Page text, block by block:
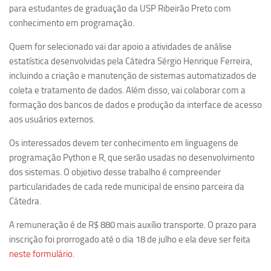
Direito e Tecnologia (Tech Law)
Grupo de Pesquisa GPUBLIC – Centro de Estudos em Gestão
e Políticas Públicas Contemporâneas
Grupos de pesquisa encerrados
Ano Sabático
Daniel Domingues dos Santos
Programas Ano Sabático Encerrados
Cíntia Rosa Pereira de Lima
Cristina Godoy Bernardo de Oliveira (FDRP)
Evandro Eduardo Seron Ruiz
Fernando de Lima Caneppele
Geciane Silveira Porto
para estudantes de graduação da USP Ribeirão Preto com
conhecimento em programação.
Quem for selecionado vai dar apoio a atividades de análise
estatística desenvolvidas pela Cátedra Sérgio Henrique Ferreira,
incluindo a criação e manutenção de sistemas automatizados de
coleta e tratamento de dados. Além disso, vai colaborar com a
formação dos bancos de dados e produção da interface de acesso
aos usuários externos.
Os interessados devem ter conhecimento em linguagens de
programação Python e R, que serão usadas no desenvolvimento
dos sistemas. O objetivo desse trabalho é compreender
particularidades de cada rede municipal de ensino parceira da
Cátedra.
A remuneração é de R$ 880 mais auxílio transporte. O prazo para
inscrição foi prorrogado até o dia 18 de julho e ela deve ser feita
neste formulário.